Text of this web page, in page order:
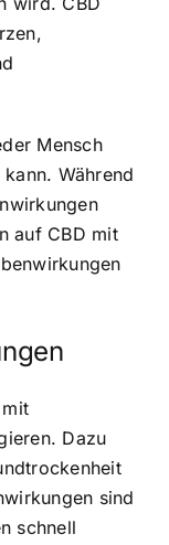
Mensch
Während
auf CBD mit
Dazu
sind
schnell